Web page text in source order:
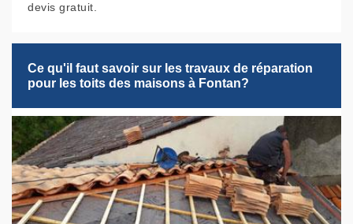
devis gratuit.
Ce qu'il faut savoir sur les travaux de réparation
pour les toits des maisons à Fontan?